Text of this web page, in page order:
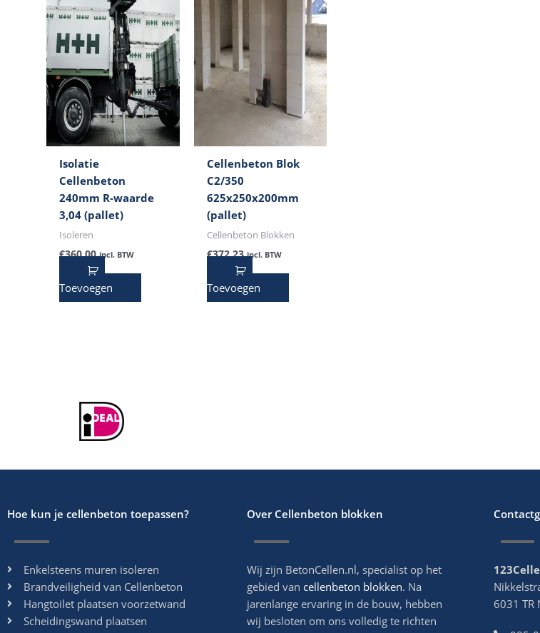
Isolatie
Cellenbeton
240mm R-waarde
3,04 (pallet)
Isoleren
€360,00 incl. BTW
Toevoegen
Cellenbeton Blok
C2/350
625x250x200mm
(pallet)
Cellenbeton Blokken
€372,23 incl. BTW
Toevoegen
Hoe kun je cellenbeton toepassen?
Enkelsteens muren isoleren
Brandveiligheid van Cellenbeton
Hangtoilet plaatsen voorzetwand
Scheidingswand plaatsen
Over Cellenbeton blokken
Wij zijn BetonCellen.nl, specialist op het
gebied van cellenbeton blokken. Na
jarenlange ervaring in de bouw, hebben
wij besloten om ons volledig te richten
6031 TR